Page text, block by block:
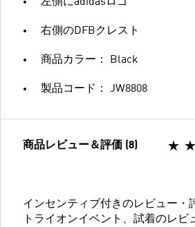
右側のDFBクレスト
商品カラー： Black
製品コード： JW8808
商品レビュー＆評価 (8)
インセンティブ付きのレビュー・
トライオンイベント、試着のレビ